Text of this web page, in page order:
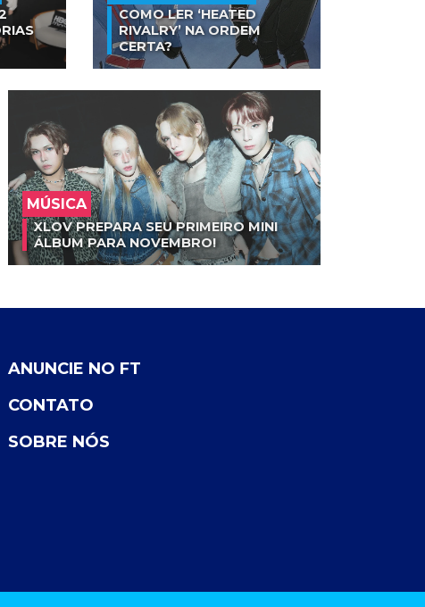
COMO LER ‘HEATED
RIVALRY’ NA ORDEM
CERTA?
MÚSICA
XLOV PREPARA SEU PRIMEIRO MINI
ÁLBUM PARA NOVEMBRO!
ANUNCIE NO FT
CONTATO
SOBRE NÓS